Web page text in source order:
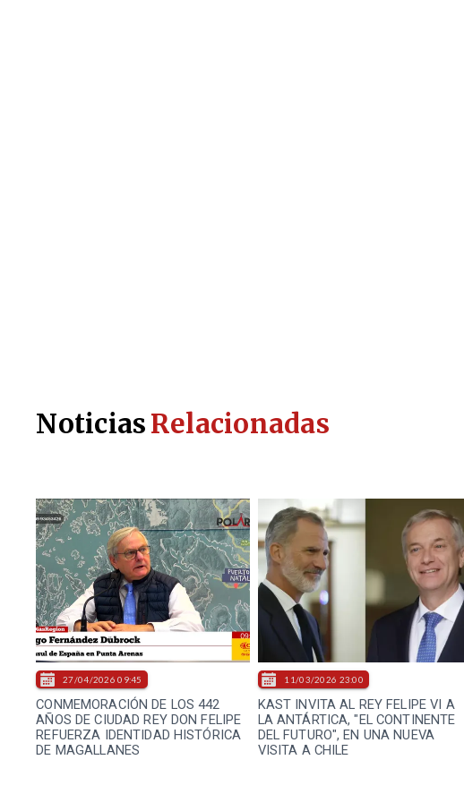
CONMEMORACIÓN DE LOS 442
AÑOS DE CIUDAD REY DON FELIPE
REFUERZA IDENTIDAD HISTÓRICA
DE MAGALLANES
27/04/2026 09:45
KAST INVITA AL REY FELIPE VI A
LA ANTÁRTICA, "EL CONTINENTE
DEL FUTURO", EN UNA NUEVA
VISITA A CHILE
11/03/2026 23:00
NoticiasRelacionadas